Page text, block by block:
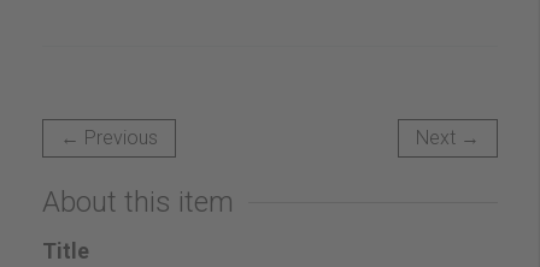
← Previous Next →
About this item
Title